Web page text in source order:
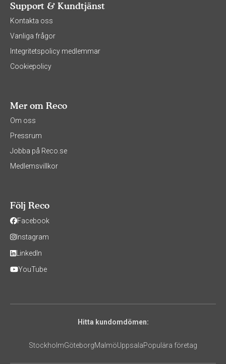
Support & Kundtjänst
Kontakta oss
Vanliga frågor
Integritetspolicy medlemmar
Cookiepolicy
Mer om Reco
Om oss
Pressrum
Jobba på Reco.se
Medlemsvillkor
Följ Reco
Facebook
Instagram
LinkedIn
YouTube
Hitta kundomdömen:
StockholmGöteborgMalmöUppsalaPopulära företag